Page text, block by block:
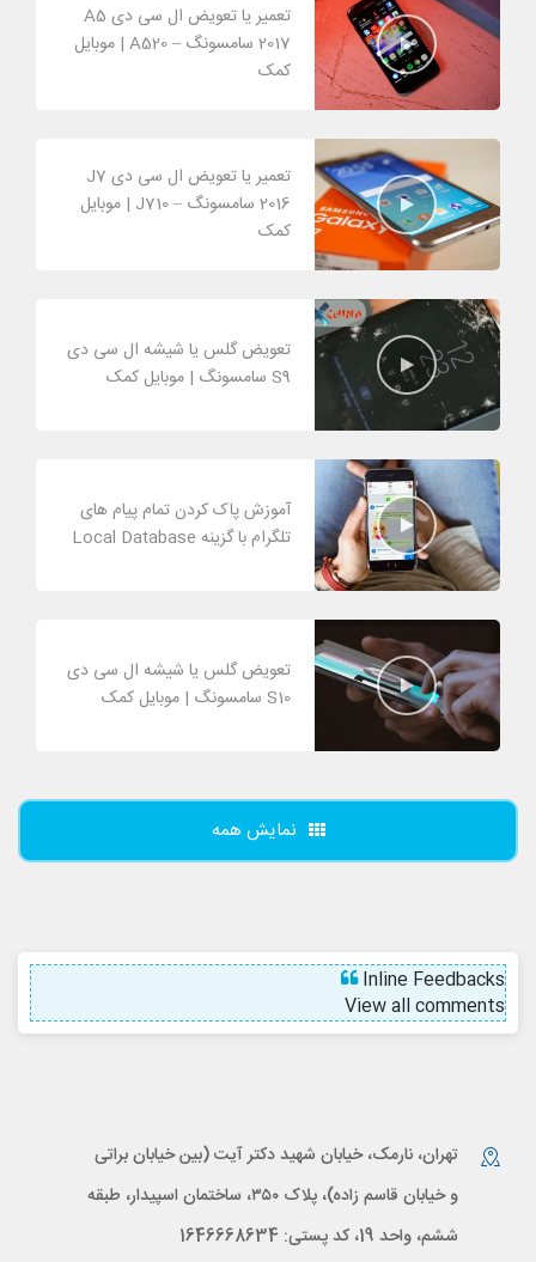
تعمیر یا تعویض ال سی دی A5
2017 سامسونگ – A520 | موبایل
کمک
تعمیر یا تعویض ال سی دی J7
2016 سامسونگ – J710 | موبایل
کمک
تعویض گلس یا شیشه ال سی دی
S9 سامسونگ | موبایل کمک
آموزش پاک کردن تمام پیام های
تلگرام با گزینه Local Database
تعویض گلس یا شیشه ال سی دی
S10 سامسونگ | موبایل کمک
نمایش همه
Inline Feedbacks
View all comments
تهران، نارمک، خیابان شهید دکتر آیت (بین خیابان براتی
و خیابان قاسم زاده)، پلاک ۳۵۰، ساختمان اسپیدار، طبقه
ششم، واحد 19، کد پستی: 1646668634